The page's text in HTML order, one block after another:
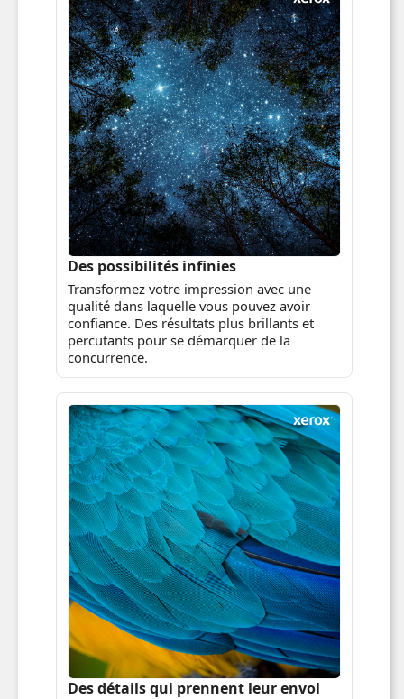
Des possibilités infinies
Transformez votre impression avec une
qualité dans laquelle vous pouvez avoir
confiance. Des résultats plus brillants et
percutants pour se démarquer de la
concurrence.
Des détails qui prennent leur envol